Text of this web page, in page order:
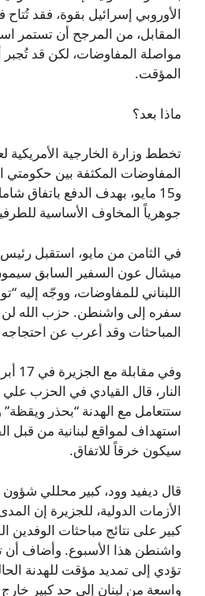
الأوروبي إسرائيل بقوة، فقد
المقابل، من المرجح أن تستمر
مواصلة المفاوضات، لكن قد تُجبر
المؤقت.
ماذا بعد؟
تخطط وزارة الخارجية الأمريكية
و15 مايو، بهدف الدفع باتفاق
جوهرياً المخاوف الأساسية
في الثامن من مايو، استقبل رئيس
ميشال عون السفير السابق
اللبناني للمفاوضات، ووجّه إليه
سفره إلى واشنطن. حزب الله
المباحثات وقد أعرب عن احتجاجه
وفي
النار، قال القيادي في الحزب
ستتعامل مع الهدنة “بحذر
استهداف لمواقع لبنانية من قبل
سيكون خرقاً للاتفاق.
قال ديفيد وود، كبير محللي
الأزمات الدولية، للجزيرة إن
كبير على نتائج مباحثات الوفدين
واشنطن هذا الأسبوع. وأضاف أن
تؤدي إلى تمديد مؤقت للهدنة
واسعة من لبنان إلى حد كبير